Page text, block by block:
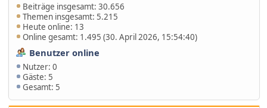
Beiträge insgesamt: 30.656
Themen insgesamt: 5.215
Heute online: 13
Online gesamt: 1.495 (30. April 2026, 15:54:40)
Benutzer online
Nutzer: 0
Gäste: 5
Gesamt: 5